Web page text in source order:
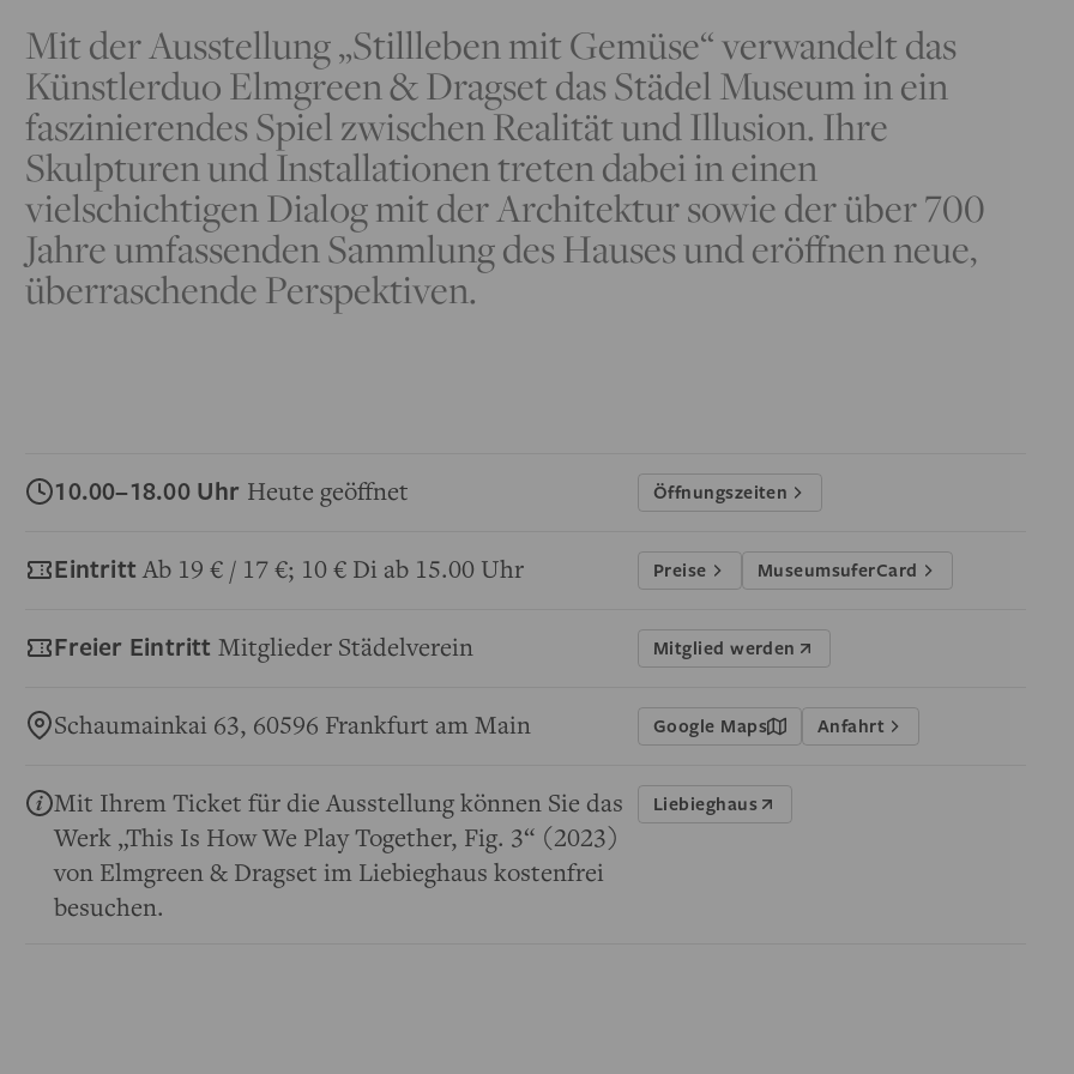
Mit der Ausstellung „Stillleben mit Gemüse“ verwandelt das
Künstlerduo Elmgreen & Dragset das Städel Museum in ein
faszinierendes Spiel zwischen Realität und Illusion. Ihre
Skulpturen und Installationen treten dabei in einen
vielschichtigen Dialog mit der Architektur sowie der über 700
Jahre umfassenden Sammlung des Hauses und eröffnen neue,
überraschende Perspektiven.
10.00–18.00 Uhr Heute geöffnet Öffnungszeiten
Eintritt Ab 19 € / 17 €; 10 € Di ab 15.00 Uhr Preise MuseumsuferCard
Freier Eintritt Mitglieder Städelverein Mitglied werden
Schaumainkai 63, 60596 Frankfurt am Main Google Maps Anfahrt
Mit Ihrem Ticket für die Ausstellung können Sie das
Werk „This Is How We Play Together, Fig. 3“ (2023)
von Elmgreen & Dragset im Liebieghaus kostenfrei
besuchen.
Liebieghaus